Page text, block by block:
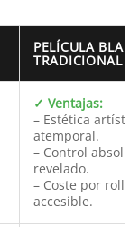
PELÍCULA
TRADICIONAL
✓ Ventajas:
– Estética
atemporal.
– Control
revelado.
– Coste por rollo
accesible.